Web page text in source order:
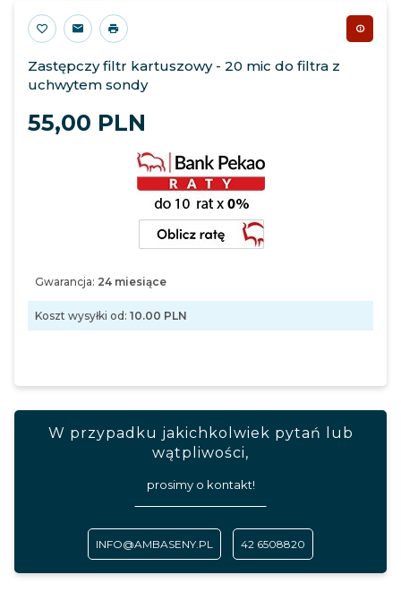
Zastępczy filtr kartuszowy - 20 mic do filtra z
uchwytem sondy
55,00 PLN
Gwarancja: 24 miesiące
Koszt wysyłki od: 10.00 PLN
W przypadku jakichkolwiek pytań lub
wątpliwości,
prosimy o kontakt!
INFO@AMBASENY.PL 42 6508820